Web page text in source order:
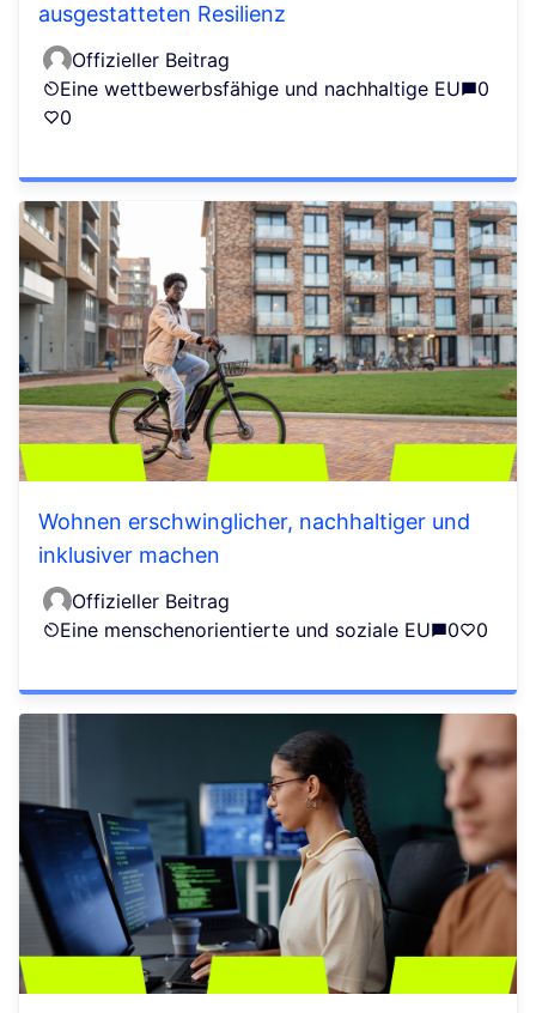
ausgestatteten Resilienz
Offizieller Beitrag
Eine wettbewerbsfähige und nachhaltige EU
0
0
Wohnen erschwinglicher, nachhaltiger und
inklusiver machen
Offizieller Beitrag
Eine menschenorientierte und soziale EU
0 0